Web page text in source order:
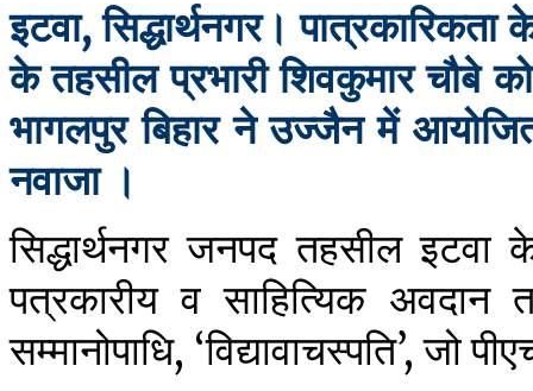
इटवा, सिद्धार्थनगर।
के तहसील प्रभारी शिवकुमार चौबे को
भागलपुर बिहार ने उज्जैन में आयोजित
नवाजा ।
सिद्धार्थनगर जनपद तहसील
पत्रकारीय व साहित्यिक अवदान
सम्मानोपाधि, ‘विद्यावाचस्पति’,